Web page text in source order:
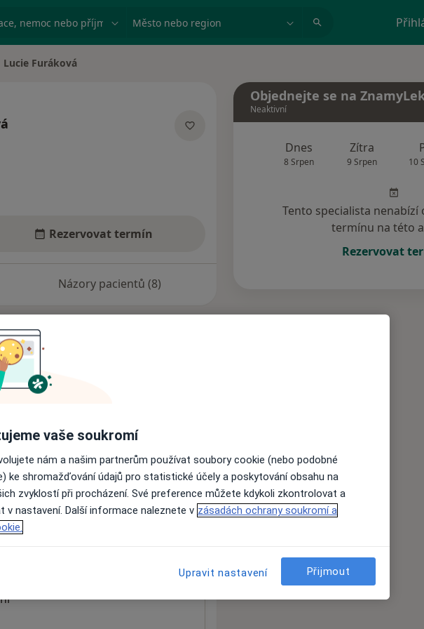
nemoc nebo příjmení Město nebo region
města
Lucie Furáková
Rezervovat termín
Názory pacientů (8)
nejsou k dispozici
informace o svých službách.
Objednejte se na
Neaktivní
Dnes
8 Srpen
Zítra
9 Srpen 10
Tento specialista nenabízí
termínu na této
Rezervovat
vaše soukromí
nám a našim partnerům používat soubory cookie (nebo podobné
ke shromažďování údajů pro statistické účely a poskytování obsahu na
zvyklostí při procházení. Své preference můžete kdykoli zkontrolovat a
v nastavení. Další informace naleznete v zásadách ochrany soukromí a
Upravit nastavení Přijmout